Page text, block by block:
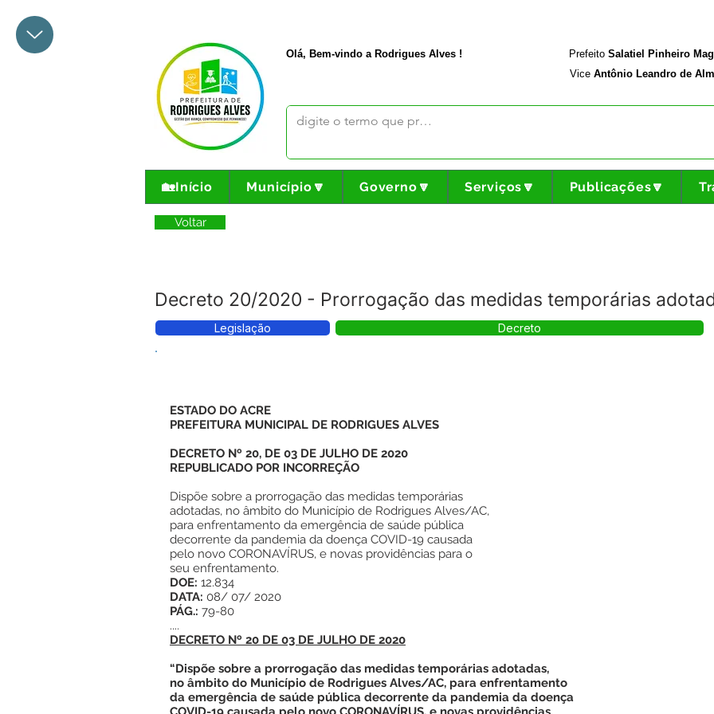
Olá, Bem-vindo a Rodrigues Alves ! Prefeito Salatiel Pinheiro
Vice Antônio Leandro de
🏡Início Município🔽 Governo🔽 Serviços🔽 Publicações🔽
Voltar
Decreto 20/2020 - Prorrogação das medidas temporárias
Legislação Decreto
ESTADO DO ACRE
PREFEITURA MUNICIPAL DE RODRIGUES ALVES
DECRETO Nº 20, DE 03 DE JULHO DE 2020
REPUBLICADO POR INCORREÇÃO
Dispõe sobre a prorrogação das medidas temporárias
adotadas, no âmbito do Município de Rodrigues Alves/AC,
para enfrentamento da emergência de saúde pública
decorrente da pandemia da doença COVID-19 causada
pelo novo CORONAVÍRUS, e novas providências para o
seu enfrentamento.
DOE: 12.834
DATA: 08/ 07/ 2020
PÁG.: 79-80
....
DECRETO Nº 20 DE 03 DE JULHO DE 2020
“Dispõe sobre a prorrogação das medidas temporárias adotadas,
no âmbito do Município de Rodrigues Alves/AC, para enfrentamento
da emergência de saúde pública decorrente da pandemia da doença